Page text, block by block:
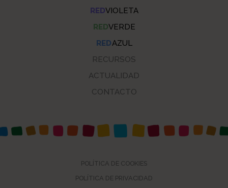
REDVIOLETA
REDVERDE
REDAZUL
RECURSOS
ACTUALIDAD
CONTACTO
POLÍTICA DE COOKIES
POLÍTICA DE PRIVACIDAD